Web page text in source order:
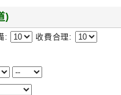
)
:
收費合理: